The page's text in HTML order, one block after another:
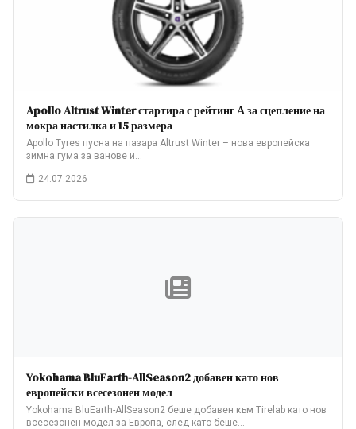
Apollo Altrust Winter стартира с рейтинг А за сцепление на
мокра настилка и 15 размера
Apollo Tyres пусна на пазара Altrust Winter – нова европейска
зимна гума за ванове и…
24.07.2026
Yokohama BluEarth-AllSeason2 добавен като нов
европейски всесезонен модел
Yokohama BluEarth-AllSeason2 беше добавен към Tirelab като нов
всесезонен модел за Европа, след като беше…